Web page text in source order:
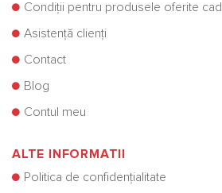
Condiții pentru produsele oferite
Asistență clienți
Contact
Blog
Contul meu
ALTE INFORMATII
Politica de confidențialitate